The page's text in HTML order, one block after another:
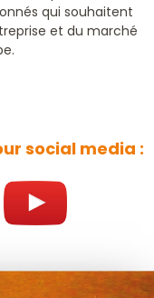
qui souhaitent
et du marché
social media :